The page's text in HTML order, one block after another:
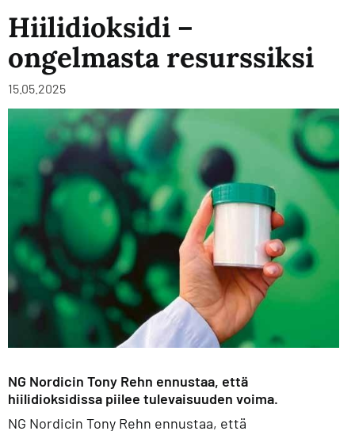
Hiilidioksidi –
ongelmasta resurssiksi
15.05.2025
NG Nordicin Tony Rehn ennustaa, että
hiilidioksidissa piilee tulevaisuuden voima.
NG Nordicin Tony Rehn ennustaa, että